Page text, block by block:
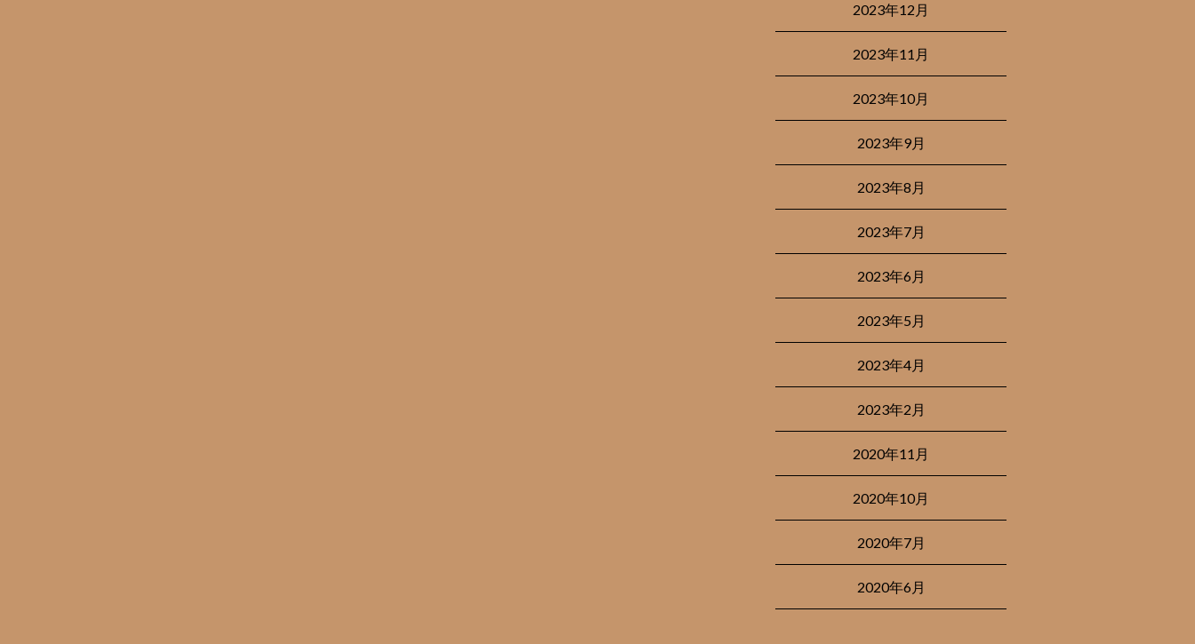
2023年12月
2023年11月
2023年10月
2023年9月
2023年8月
2023年7月
2023年6月
2023年5月
2023年4月
2023年2月
2020年11月
2020年10月
2020年7月
2020年6月